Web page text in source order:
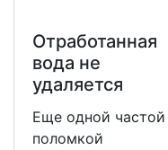
Отработанная
вода не
удаляется
Еще одной частой
поломкой